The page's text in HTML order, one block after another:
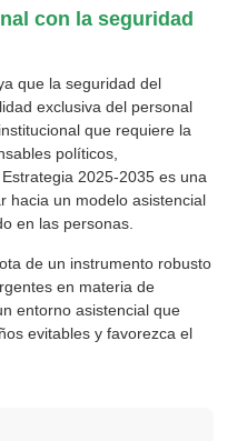
con la seguridad
que la seguridad del
exclusiva del personal
que requiere la
políticos,
2025-2035 es una
hacia un modelo asistencial
en las personas.
de un instrumento robusto
en materia de
entorno asistencial que
evitables y favorezca el